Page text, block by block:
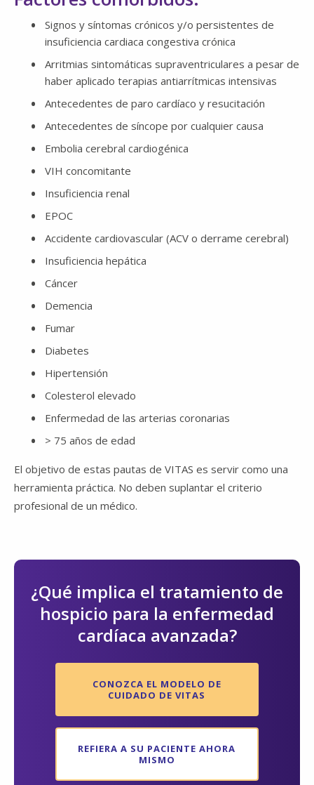
Signos y síntomas crónicos y/o persistentes de
insuficiencia cardiaca congestiva crónica
Arritmias sintomáticas supraventriculares a pesar de
haber aplicado terapias antiarrítmicas intensivas
Antecedentes de paro cardíaco y resucitación
Antecedentes de síncope por cualquier causa
Embolia cerebral cardiogénica
VIH concomitante
Insuficiencia renal
EPOC
Accidente cardiovascular (ACV o derrame cerebral)
Insuficiencia hepática
Cáncer
Demencia
Fumar
Diabetes
Hipertensión
Colesterol elevado
Enfermedad de las arterias coronarias
> 75 años de edad
El objetivo de estas pautas de VITAS es servir como una
herramienta práctica. No deben suplantar el criterio
profesional de un médico.
¿Qué implica el tratamiento de
hospicio para la enfermedad
cardíaca avanzada?
CONOZCA EL MODELO DE
CUIDADO DE VITAS
REFIERA A SU PACIENTE AHORA
MISMO